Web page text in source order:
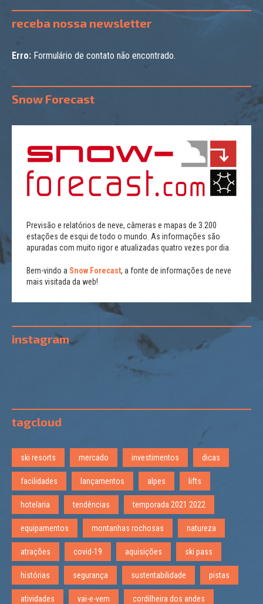
receba nossa newsletter
Erro: Formulário de contato não encontrado.
Snow Forecast
Previsão e relatórios de neve, câmeras e mapas de 3.200
estações de esqui de todo o mundo. As informações são
apuradas com muito rigor e atualizadas quatro vezes por dia.
Bem-vindo a Snow Forecast, a fonte de informações de neve
mais visitada da web!
instagram
tagcloud
ski resorts mercado investimentos dicas
facilidades lançamentos alpes lifts
hotelaria tendências temporada 2021 2022
equipamentos montanhas rochosas natureza
atrações covid-19 aquisições ski pass
histórias segurança sustentabilidade pistas
atividades vai-e-vem cordilheira dos andes